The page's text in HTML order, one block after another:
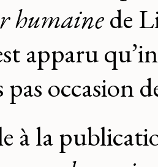
humainede
apparu
occasion
à la